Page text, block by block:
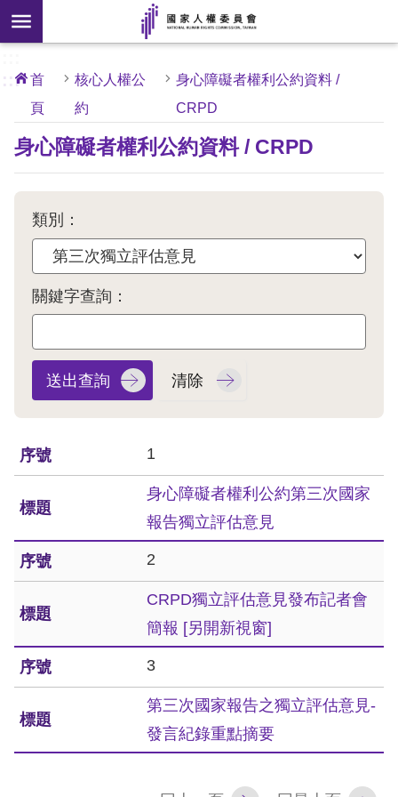
前往主要內容區塊
搜
尋
新
視
心
權
公
約
關
於
會
新
息
人
權
業
務
核
人
公
約
情
:::
首
頁
核心人權公
約
身心障礙者權利公約資料 /
CRPD
身心障礙者權利公約資料 / CRPD
類別：
關鍵字查詢：
1
身心障礙者權利公約第三次國家
報告獨立評估意見
2
CRPD獨立評估意見發布記者會
簡報 [另開新視窗]
3
第三次國家報告之獨立評估意見-
發言紀錄重點摘要